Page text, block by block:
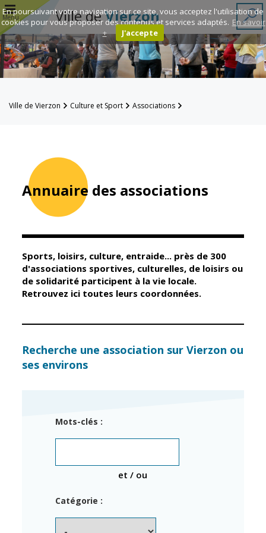
Menu Ville deVierzon
Annuaire des
associations
Espace
Famille
Contacts
Mairie
Élus
Municipal
Services de la
Ville
Cimetières
Titres
État civil
Enfance et
éducation
Guichet unique
enfance
Ville de Vierzon Culture et Sport Associations
Annuaire des associations
Sports, loisirs, culture, entraide... près de 300
d'associations sportives, culturelles, de loisirs ou
de solidarité participent à la vie locale.
Retrouvez ici toutes leurs coordonnées.
Recherche une association sur Vierzon ou
ses environs
Mots-clés :
et / ou
Catégorie :
En poursuivant votre navigation sur ce site, vous acceptez l'utilisation de
cookies pour vous proposer des contenus et services adaptés. En savoir
+
J'accepte